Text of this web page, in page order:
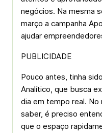
negócios. Na mesma
março a campanha
ajudar
PUBLICIDADE
Pouco antes, tinha
Analítico, que busca
dia em tempo real. No
saber, é preciso
que o espaço